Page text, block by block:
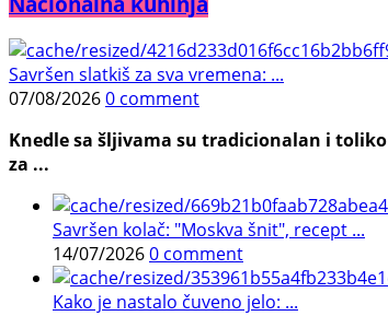
Savršen slatkiš za sva vremena: ...
07/08/20260 comment
Knedle sa šljivama su tradicionalan i
za ...
Savršen kolač: "Moskva šnit", recept ...
14/07/20260 comment
Kako je nastalo čuveno jelo: ...